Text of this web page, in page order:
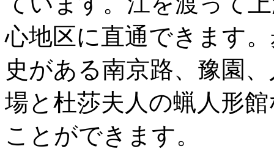
心地区に直通できます
史がある南京路、豫園
場と杜莎夫人の蝋人形
ことができます。